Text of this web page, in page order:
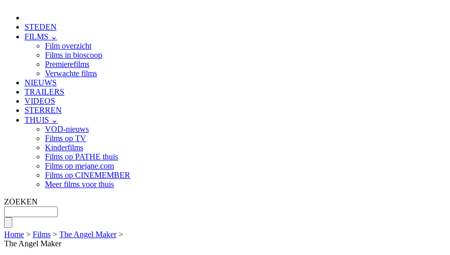
STEDEN
FILMS ⌄
Film overzicht
Films in bioscoop
Premierefilms
Verwachte films
NIEUWS
TRAILERS
VIDEOS
STERREN
THUIS ⌄
VOD-nieuws
Films op TV
Kinderfilms
Films op PATHE thuis
Films op mejane.com
Films op CINEMEMBER
Meer films voor thuis
ZOEKEN
Home > Films > The Angel Maker>
The Angel Maker